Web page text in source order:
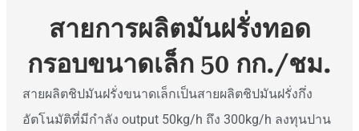
สายการผลิตมันฝรั่งทอด
กรอบขนาดเล็ก 50 กก./ชม.
สายผลิตชิปมันฝรั่งขนาดเล็กเป็นสายผลิตชิปมันฝรั่งกึ่ง
อัตโนมัติที่มีกำลัง output 50kg/h ถึง 300kg/h ลงทุนปาน